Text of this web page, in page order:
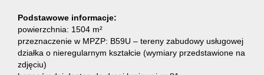
Podstawowe informacje:
powierzchnia: 1504 m²
przeznaczenie w MPZP: B59U – tereny zabudowy usługowej
działka o nieregularnym kształcie (wymiary przedstawione na
zdjęciu)